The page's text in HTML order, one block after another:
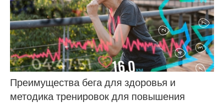
Преимущества бега для здоровья и
методика тренировок для повышения